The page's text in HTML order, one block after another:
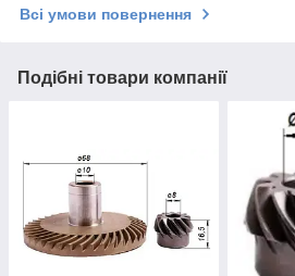
Всі умови повернення
Подібні товари компанії